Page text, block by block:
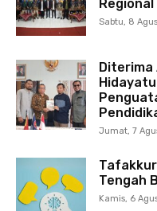
Sabtu, 8
Diterima
Jumat, 7
Tengah
Kamis, 6